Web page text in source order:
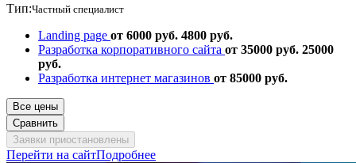
Тип:Частный специалист
Landing page от 6000 руб. 4800 руб.
Разработка корпоративного сайта от 35000 руб. 25000
руб.
Разработка интернет магазинов от 85000 руб.
Все цены
Сравнить
Заявки приостановлены
Перейти на сайтПодробнее